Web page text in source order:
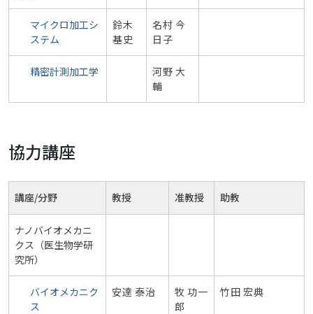
マイクロ加工シ
ステム
鈴木
基史
名村 今
日子
精密計測加工学
河野 大
輔
協力講座
講座/分野 教授 准教授 助教
ナノバイオメカニ
クス（医生物学研
究所）
バイオメカニク
ス
安達 泰治
牧 功一
郎
竹田 宏典